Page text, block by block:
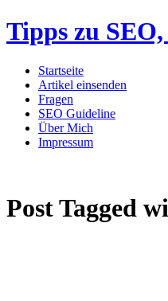
Tipps zu
Startseite
Artikel einsenden
Fragen
SEO Guideline
Über Mich
Impressum
Post Tagged